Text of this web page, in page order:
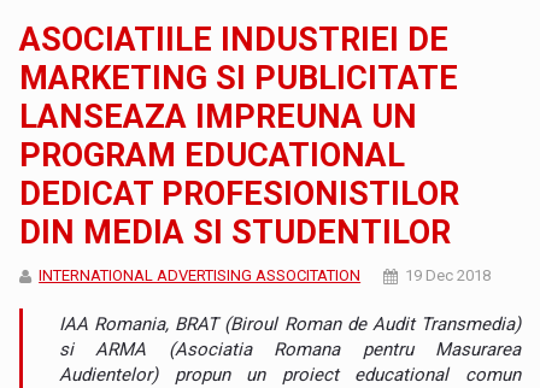
ASOCIATIILE INDUSTRIEI DE
MARKETING SI PUBLICITATE
LANSEAZA IMPREUNA UN
PROGRAM EDUCATIONAL
DEDICAT PROFESIONISTILOR
DIN MEDIA SI STUDENTILOR
INTERNATIONAL ADVERTISING ASSOCITATION 19 Dec 2018
IAA Romania, BRAT (Biroul Roman de Audit Transmedia)
si ARMA (Asociatia Romana pentru Masurarea
Audientelor) propun un proiect educational comun